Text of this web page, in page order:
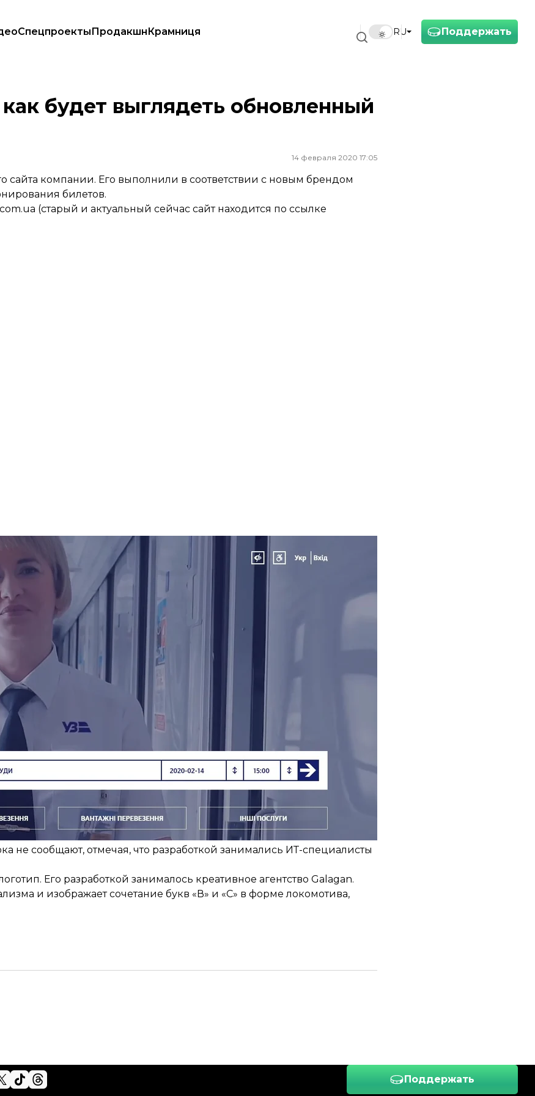
Поддержать
RU
СпецпроектыПродакшнКрамниця
будет выглядеть обновленный
14 февраля 2020 17:05
сайта компании. Его выполнили в соответствии с новым брендом
билетов.
(старый и актуальный сейчас сайт находится по ссылке
обновленного сайта Укрзализныци
Укрзализныця
сайт должен быть гораздо проще и понятнее.
позиционированиям, а пользователям предложено удобную
железная дорога идет им на встречу, становится открытой,
Марчин Целеевский.
разрабатываются новые разделы, порталы для пассажиров,
планируют создать личные кабинеты пользователей для большего
не сообщают, отмечая, что разработкой занимались ИТ-специалисты
Его разработкой занималось креативное агентство Galagan.
и изображает сочетание букв «В» и «С» в форме локомотива,
Поддержать